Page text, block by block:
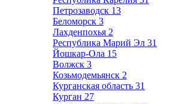
Петрозаводск 13
Беломорск 3
Лахденпохья 2
Республика Марий Эл 31
Йошкар-Ола 15
Волжск 3
Козьмодемьянск 2
Курганская область 31
Курган 27